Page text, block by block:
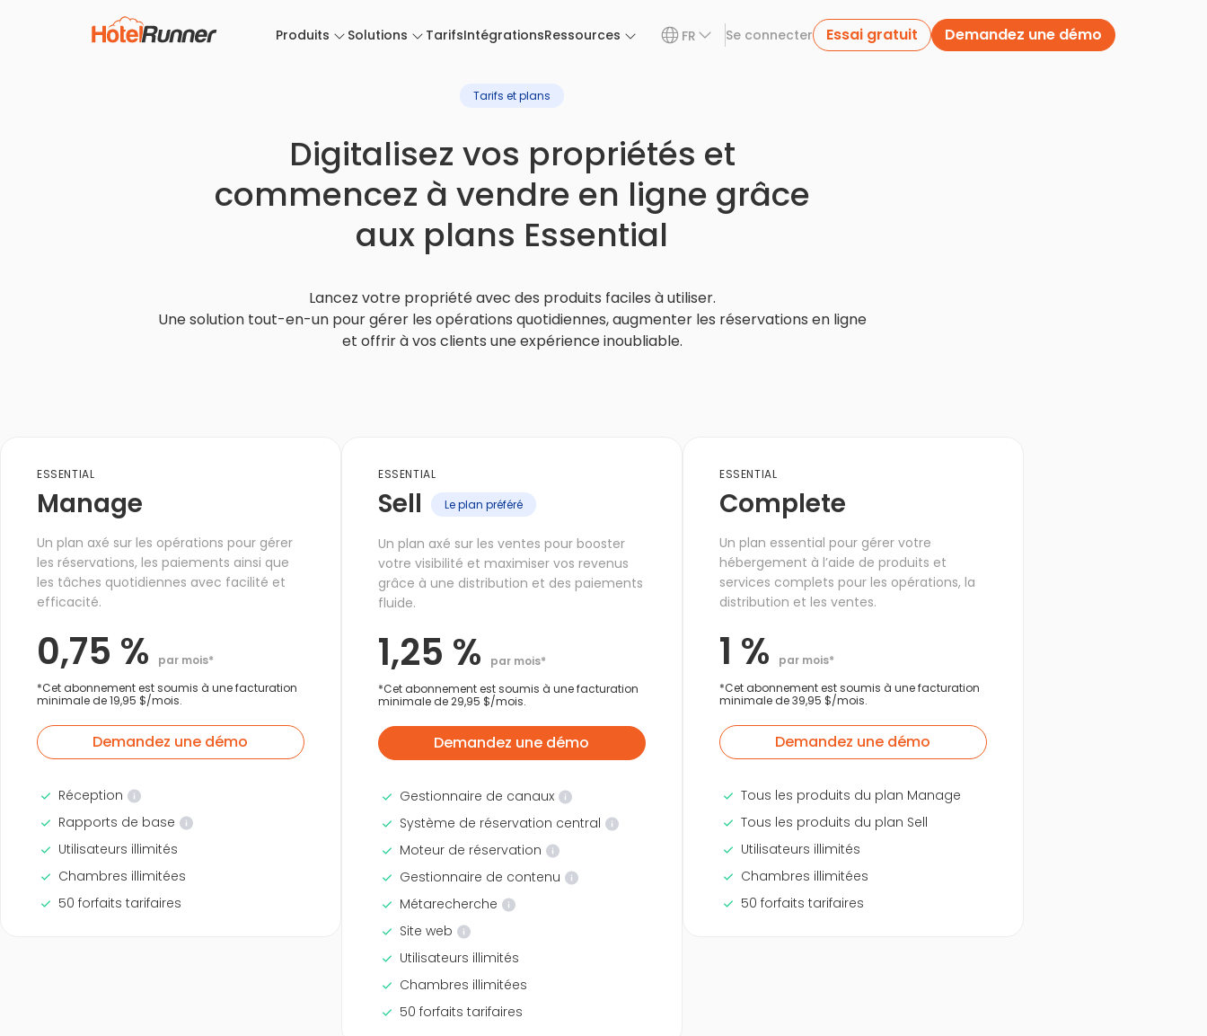
Produits Solutions TarifsIntégrationsRessources FR Se connecter Essai gratuit Demandez une démo
Tarifs et plans
Digitalisez vos propriétés et
commencez à vendre en ligne grâce
aux plans Essential
Lancez votre propriété avec des produits faciles à utiliser.
Une solution tout-en-un pour gérer les opérations quotidiennes, augmenter les réservations en ligne
et offrir à vos clients une expérience inoubliable.
ESSENTIAL
Manage
Un plan axé sur les opérations pour gérer
les réservations, les paiements ainsi que
les tâches quotidiennes avec facilité et
efficacité.
0,75 %
par mois*
*Cet abonnement est soumis à une facturation
minimale de 19,95 $/mois.
Demandez une démo
Réception
Rapports de base
Utilisateurs illimités
Chambres illimitées
50 forfaits tarifaires
ESSENTIAL
Sell Le plan préféré
Un plan axé sur les ventes pour booster
votre visibilité et maximiser vos revenus
grâce à une distribution et des paiements
fluide.
1,25 %
par mois*
*Cet abonnement est soumis à une facturation
minimale de 29,95 $/mois.
Demandez une démo
Gestionnaire de canaux
Système de réservation central
Moteur de réservation
Gestionnaire de contenu
Métarecherche
Site web
Utilisateurs illimités
Chambres illimitées
50 forfaits tarifaires
ESSENTIAL
Complete
Un plan essential pour gérer votre
hébergement à l’aide de produits et
services complets pour les opérations, la
distribution et les ventes.
1 %
par mois*
*Cet abonnement est soumis à une facturation
minimale de 39,95 $/mois.
Demandez une démo
Tous les produits du plan Manage
Tous les produits du plan Sell
Utilisateurs illimités
Chambres illimitées
50 forfaits tarifaires